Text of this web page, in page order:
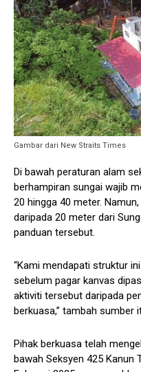
Gambar dari New Straits Times
Di bawah peraturan alam
berhampiran sungai wajib
20 hingga 40 meter.
daripada 20 meter dari
panduan tersebut.
“Kami mendapati struktur
sebelum pagar kanvas
aktiviti tersebut daripada
berkuasa,” tambah sumber
Pihak berkuasa telah
bawah Seksyen 425 Kanun